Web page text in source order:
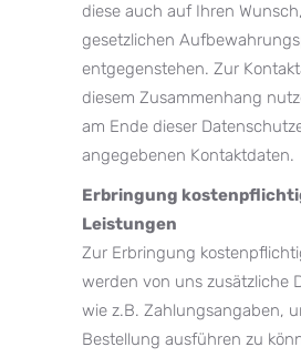
diese auch auf Ihren
gesetzlichen
entgegenstehen. Zur
diesem Zusammenhang
am Ende dieser
angegebenen Kontaktdaten.
Erbringung
Leistungen
Zur Erbringung
werden von uns zusätzliche
wie z.B. Zahlungsangaben,
Bestellung ausführen zu